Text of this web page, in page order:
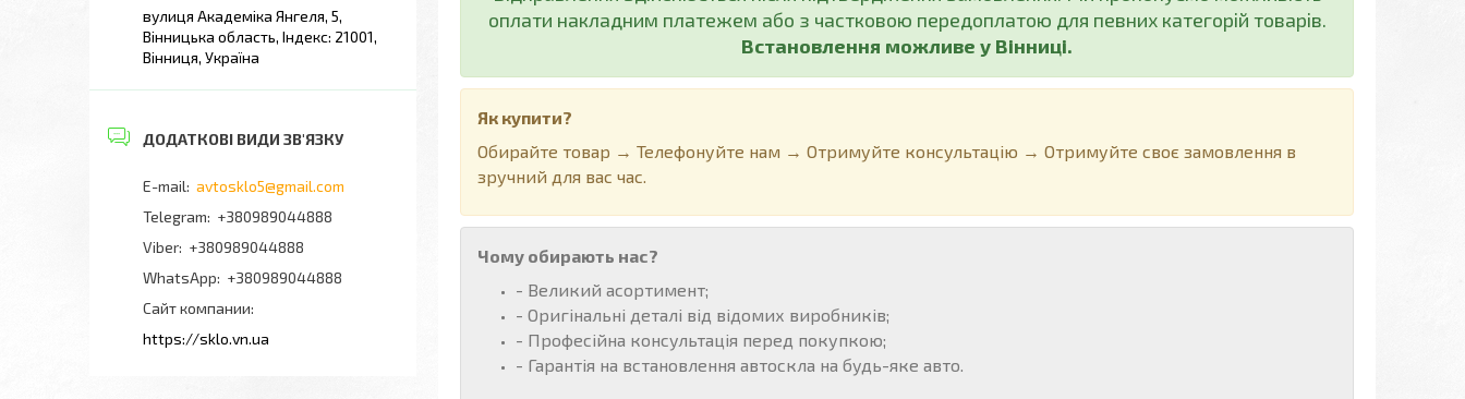
оплати накладним платежем або з частковою передоплатою для певних категорій товарів.
Встановлення можливе у Вінниці.
Як купити?
Обирайте товар → Телефонуйте нам → Отримуйте консультацію → Отримуйте своє замовлення в
зручний для вас час.
Чому обирають нас?
- Великий асортимент;
- Оригінальні деталі від відомих виробників;
- Професійна консультація перед покупкою;
- Гарантія на встановлення автоскла на будь-яке авто.
вулиця Академіка Янгеля, 5,
Вінницька область, Індекс: 21001,
Вінниця, Україна
avtosklo5@gmail.com
+380989044888
+380989044888
+380989044888
Сайт компании
https://sklo.vn.ua